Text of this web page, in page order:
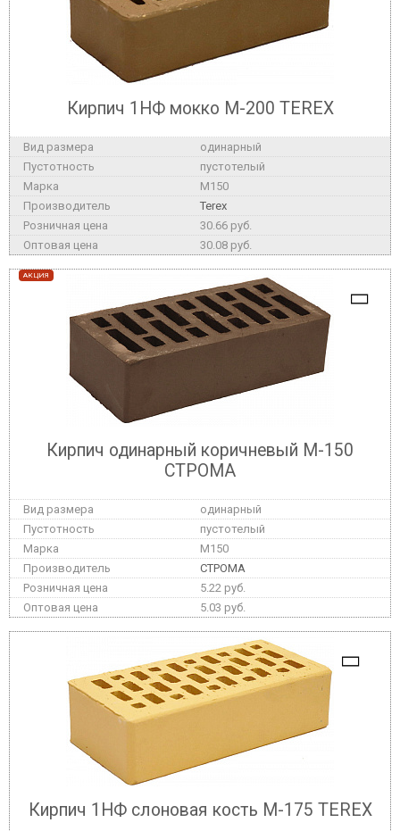
Кирпич 1НФ мокко М-200 TEREX
одинарный
пустотелый
M150
Terex
30.66 руб.
30.08 руб.
АКЦИЯ
Кирпич одинарный коричневый М-150
СТРОМА
одинарный
пустотелый
M150
СТРОМА
5.22 руб.
5.03 руб.
Кирпич 1НФ слоновая кость М-175 TEREX